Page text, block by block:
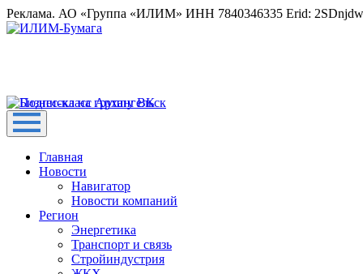
Реклама. АО «Группа «ИЛИМ» ИНН 7840346335 Erid:
Главная
Новости
Навигатор
Новости компаний
Регион
Энергетика
Транспорт и связь
Стройиндустрия